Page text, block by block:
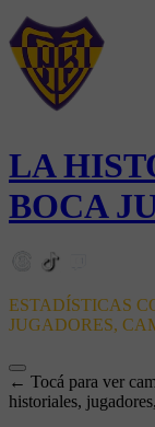
LA
BOCA
ESTADÍSTICAS
JUGADORES,
← Tocá para ver
historiales,